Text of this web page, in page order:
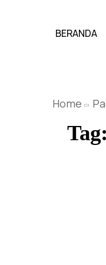
BERANDA
Home
Tag: